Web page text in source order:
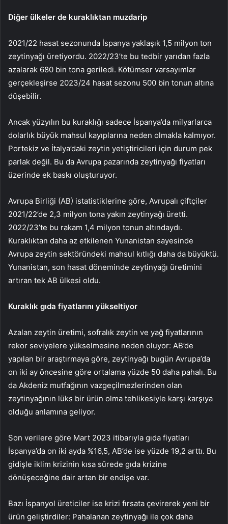
Diğer ülkeler de kuraklıktan muzdarip
2021/22 hasat sezonunda İspanya yaklaşık 1,5 milyon ton
zeytinyağı üretiyordu. 2022/23’te bu tedbir yarıdan fazla
azalarak 680 bin tona geriledi. Kötümser varsayımlar
gerçekleşirse 2023/24 hasat sezonu 500 bin tonun altına
düşebilir.
Ancak yüzyılın bu kuraklığı sadece İspanya’da milyarlarca
dolarlık büyük mahsul kayıplarına neden olmakla kalmıyor.
Portekiz ve İtalya’daki zeytin yetiştiricileri için durum pek
parlak değil. Bu da Avrupa pazarında zeytinyağı fiyatları
üzerinde ek baskı oluşturuyor.
Avrupa Birliği (AB) istatistiklerine göre, Avrupalı ​​çiftçiler
2021/22’de 2,3 milyon tona yakın zeytinyağı üretti.
2022/23’te bu rakam 1,4 milyon tonun altındaydı.
Kuraklıktan daha az etkilenen Yunanistan sayesinde
Avrupa zeytin sektöründeki mahsul kıtlığı daha da büyüktü.
Yunanistan, son hasat döneminde zeytinyağı üretimini
artıran tek AB ülkesi oldu.
Kuraklık gıda fiyatlarını yükseltiyor
Azalan zeytin üretimi, sofralık zeytin ve yağ fiyatlarının
rekor seviyelere yükselmesine neden oluyor: AB’de
yapılan bir araştırmaya göre, zeytinyağı bugün Avrupa’da
on iki ay öncesine göre ortalama yüzde 50 daha pahalı. Bu
da Akdeniz mutfağının vazgeçilmezlerinden olan
zeytinyağının lüks bir ürün olma tehlikesiyle karşı karşıya
olduğu anlamına geliyor.
Son verilere göre Mart 2023 itibarıyla gıda fiyatları
İspanya’da on iki ayda %16,5, AB’de ise yüzde 19,2 arttı. Bu
gidişle iklim krizinin kısa sürede gıda krizine
dönüşeceğine dair artan bir endişe var.
Bazı İspanyol üreticiler ise krizi fırsata çevirerek yeni bir
ürün geliştirdiler: Pahalanan zeytinyağı ile çok daha